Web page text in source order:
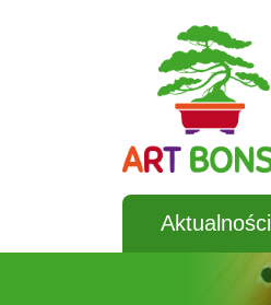
Aktualności